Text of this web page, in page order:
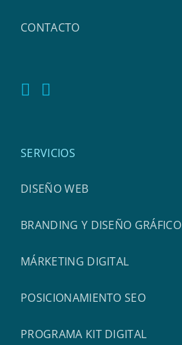
CONTACTO
SERVICIOS
DISEÑO WEB
BRANDING Y DISEÑO GRÁFICO
MÁRKETING DIGITAL
POSICIONAMIENTO SEO
PROGRAMA KIT DIGITAL